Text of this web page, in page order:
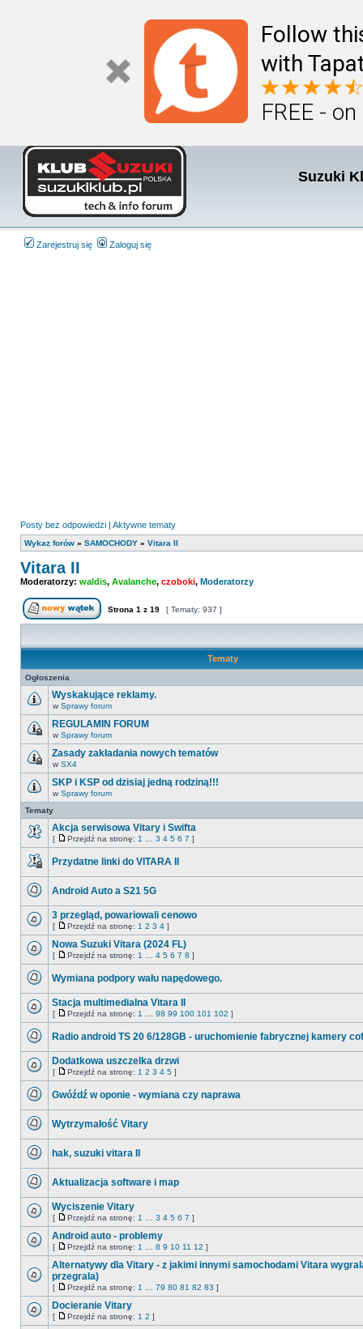
Follow
with
FREE -
Suzuki
Zarejestruj się Zaloguj się
Posty bez odpowiedzi | Aktywne tematy
Wykaz forów » SAMOCHODY » Vitara II
Vitara II
Moderatorzy: waldis, Avalanche, czoboki, Moderatorzy
Nowy temat
Strona 1 z 19 [ Tematy: 937 ]
Tematy
Ogłoszenia
Nie
ma
nieprzeczytanych
postów
Wyskakujące reklamy.
w Sprawy forum
Ten
temat
jest
zamknięty.
Nie
można
nim
pisać
ani
edytować
postów.
REGULAMIN FORUM
w Sprawy forum
Ten
temat
jest
zamknięty.
Nie
można
nim
pisać
ani
edytować
postów.
Zasady zakładania nowych tematów
w SX4
Nie
ma
nieprzeczytanych
postów
SKP i KSP od dzisiaj jedną rodziną!!!
w Sprawy forum
Tematy
Nie
nieprzeczytanych
Akcja serwisowa Vitary i Swifta
[
Przejdź
stronę
Przejdź na stronę: 1 3 4 5 6 7 ]
jest
Nie
można
nim
pisać
ani
edytować
Przydatne linki do VITARA II
ma
nieprzeczytanych
postów
Android Auto a S21 5G
Nie
ma
nieprzeczytanych
postów
3 przegląd, powariowali cenowo
[
Przejdź
na
stronę
Przejdź na stronę: 1 2 3 4 ]
Nie
nieprzeczytanych
Nowa Suzuki Vitara (2024 FL)
[
Przejdź
stronę
Przejdź na stronę: 1 4 5 6 7 8 ]
ma
nieprzeczytanych
postów
Wymiana podpory wału napędowego.
Nie
nieprzeczytanych
Stacja multimedialna Vitara II
[
Przejdź
stronę
Przejdź na stronę: 1 98 99 100 101 102 ]
ma
nieprzeczytanych
postów
Radio android TS 20 6/128GB - uruchomienie fabrycznej kamery
Nie
nieprzeczytanych
Dodatkowa uszczelka drzwi
[
Przejdź
na
stronę
Przejdź na stronę: 1 2 3 4 5 ]
nieprzeczytanych
Gwóźdź w oponie - wymiana czy naprawa
nieprzeczytanych
Wytrzymałość Vitary
nieprzeczytanych
hak, suzuki vitara II
ma
nieprzeczytanych
postów
Aktualizacja software i map
Nie
nieprzeczytanych
postów
Wyciszenie Vitary
[
Przejdź
na
stronę
Przejdź na stronę: 1 3 4 5 6 7 ]
Nie
nieprzeczytanych
postów
Android auto - problemy
[
Przejdź
na
stronę
Przejdź na stronę: 1 8 9 10 11 12 ]
Nie
ma
nieprzeczytanych
postów
Alternatywy dla Vitary - z jakimi innymi samochodami Vitara
przegrala)
[
Przejdź
na
stronę
Przejdź na stronę: 1 79 80 81 82 83 ]
Nie
Docieranie Vitary
[
Przejdź
Przejdź na stronę: 1 2 ]